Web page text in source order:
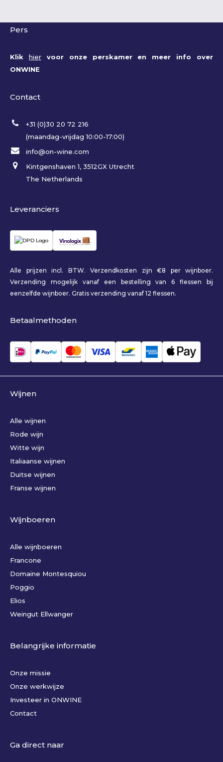
Pers
Klik hiervoor onze perskamer en meer info over
ONWINE
Contact
+31 (0)30 20 72 216
(maandag-vrijdag 10:00-17:00)
info@on-wine.com
Kintgenshaven 1, 3512GX Utrecht
The Netherlands
Leveranciers
Alle prijzen incl. BTW. Verzendkosten zijn €8 per wijnboer.
Verzending mogelijk vanaf een bestelling van 6 flessen bij
eenzelfde wijnboer. Gratis verzending vanaf 12 flessen.
Betaalmethoden
Wijnen
Alle wijnen
Rode wijn
Witte wijn
Italiaanse wijnen
Duitse wijnen
Franse wijnen
Wijnboeren
Alle wijnboeren
Francone
Domaine Montesquiou
Poggio
Elios
Weingut Ellwanger
Belangrijke informatie
Onze missie
Onze werkwijze
Investeer in ONWINE
Contact
Ga direct naar